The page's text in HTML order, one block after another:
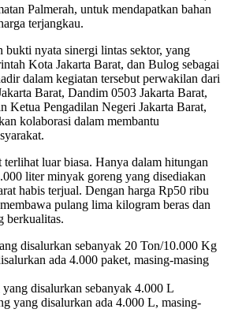
Palmerah, untuk mendapatkan bahan
terjangkau.
bukti nyata sinergi lintas sektor, yang
Kota Jakarta Barat, dan Bulog sebagai
dalam kegiatan tersebut perwakilan dari
Barat, Dandim 0503 Jakarta Barat,
Ketua Pengadilan Negeri Jakarta Barat,
kolaborasi dalam membantu
terlihat luar biasa. Hanya dalam hitungan
liter minyak goreng yang disediakan
habis terjual. Dengan harga Rp50 ribu
pulang lima kilogram beras dan
berkualitas.
disalurkan sebanyak 20 Ton/10.000 Kg
ada 4.000 paket, masing-masing
disalurkan sebanyak 4.000 L
yang disalurkan ada 4.000 L, masing-